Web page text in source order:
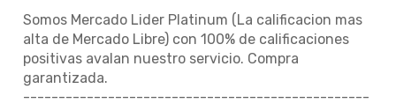
Somos Mercado Lider Platinum (La calificacion mas
alta de Mercado Libre) con 100% de calificaciones
positivas avalan nuestro servicio. Compra
garantizada.
-------------------------------------------------